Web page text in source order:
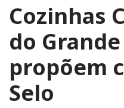
Cozinhas
do
propõem
Selo